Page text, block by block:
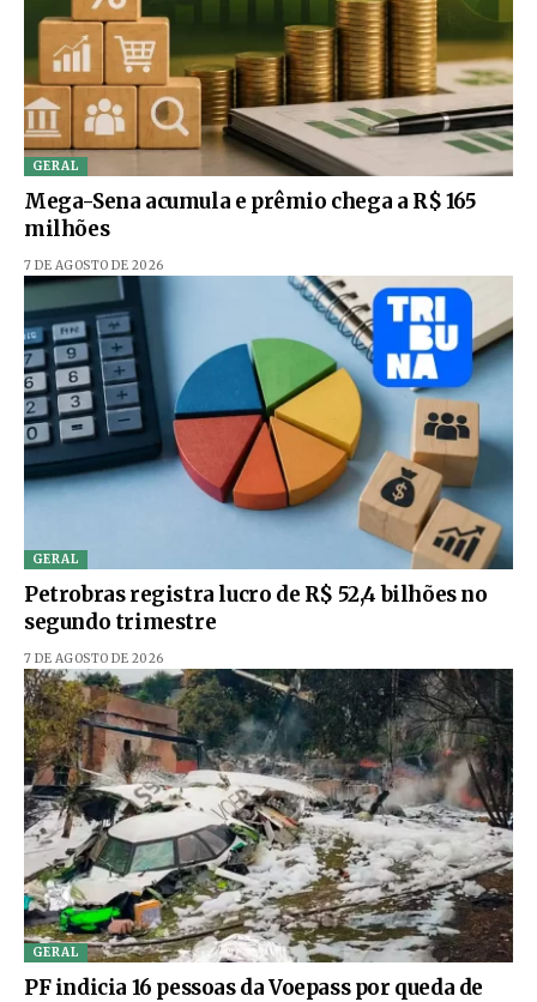
GERAL
Mega-Sena acumula e prêmio chega a R$ 165
milhões
7 DE AGOSTO DE 2026
GERAL
Petrobras registra lucro de R$ 52,4 bilhões no
segundo trimestre
7 DE AGOSTO DE 2026
GERAL
PF indicia 16 pessoas da Voepass por queda de